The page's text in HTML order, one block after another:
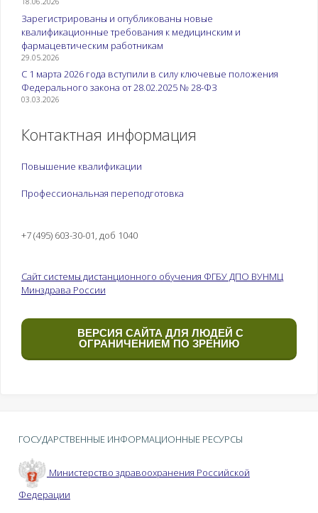
Зарегистрированы и опубликованы новые
квалификационные требования к медицинским и
фармацевтическим работникам
29.05.2026
С 1 марта 2026 года вступили в силу ключевые положения
Федерального закона от 28.02.2025 № 28-ФЗ
03.03.2026
Контактная информация
Повышение квалификации
Профессиональная переподготовка
+7 (495) 603-30-01, доб 1040
Сайт системы дистанционного обучения ФГБУ ДПО ВУНМЦ
Минздрава России
ВЕРСИЯ САЙТА ДЛЯ ЛЮДЕЙ С
ОГРАНИЧЕНИЕМ ПО ЗРЕНИЮ
ГОСУДАРСТВЕННЫЕ ИНФОРМАЦИОННЫЕ РЕСУРСЫ
Министерство здравоохранения Российской
Федерации